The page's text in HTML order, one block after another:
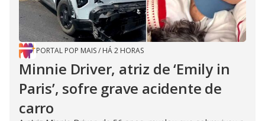
PORTAL POP MAIS/ HÁ 2 HORAS
Minnie Driver, atriz de ‘Emily in
Paris’, sofre grave acidente de
carro